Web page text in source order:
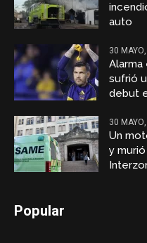
auto
30
Alarma
sufrió
debut
30
Un
y
Popular